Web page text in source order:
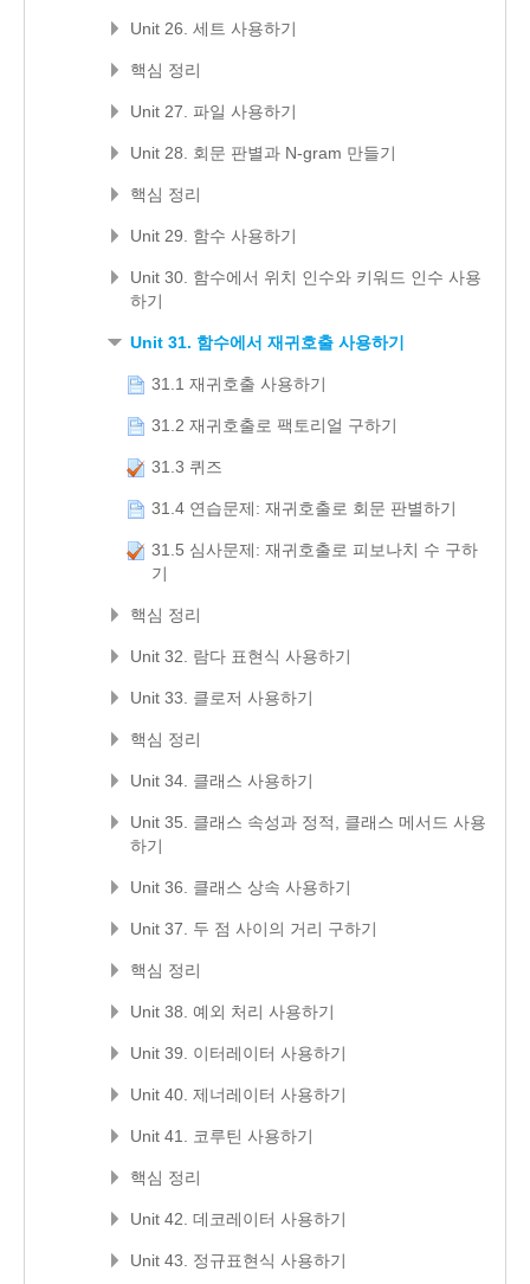
Unit 26. 세트 사용하기
핵심 정리
Unit 27. 파일 사용하기
Unit 28. 회문 판별과 N-gram 만들기
핵심 정리
Unit 29. 함수 사용하기
Unit 30. 함수에서 위치 인수와 키워드 인수 사용
하기
Unit 31. 함수에서 재귀호출 사용하기
31.1 재귀호출 사용하기
31.2 재귀호출로 팩토리얼 구하기
31.3 퀴즈
31.4 연습문제: 재귀호출로 회문 판별하기
31.5 심사문제: 재귀호출로 피보나치 수 구하
기
핵심 정리
Unit 32. 람다 표현식 사용하기
Unit 33. 클로저 사용하기
핵심 정리
Unit 34. 클래스 사용하기
Unit 35. 클래스 속성과 정적, 클래스 메서드 사용
하기
Unit 36. 클래스 상속 사용하기
Unit 37. 두 점 사이의 거리 구하기
핵심 정리
Unit 38. 예외 처리 사용하기
Unit 39. 이터레이터 사용하기
Unit 40. 제너레이터 사용하기
Unit 41. 코루틴 사용하기
핵심 정리
Unit 42. 데코레이터 사용하기
Unit 43. 정규표현식 사용하기